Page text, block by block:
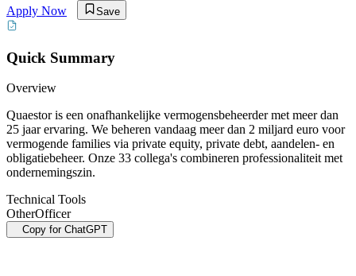
Apply Now
Save
Quick Summary
Overview
Quaestor is een onafhankelijke vermogensbeheerder met meer dan
25 jaar ervaring. We beheren vandaag meer dan 2 miljard euro voor
vermogende families via private equity, private debt, aandelen- en
obligatiebeheer. Onze 33 collega's combineren professionaliteit met
ondernemingszin.
Technical Tools
OtherOfficer
Copy for ChatGPT